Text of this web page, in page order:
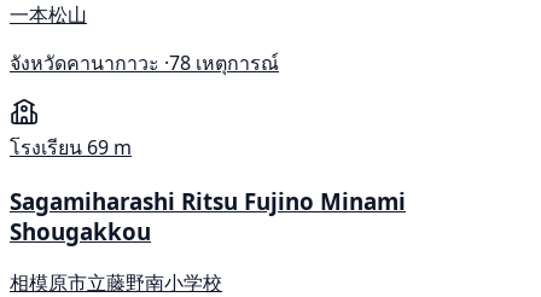
一本松山
จังหวัดคานากาวะ ·78 เหตุการณ์
โรงเรียน 69 m
Sagamiharashi Ritsu Fujino Minami
Shougakkou
相模原市立藤野南小学校